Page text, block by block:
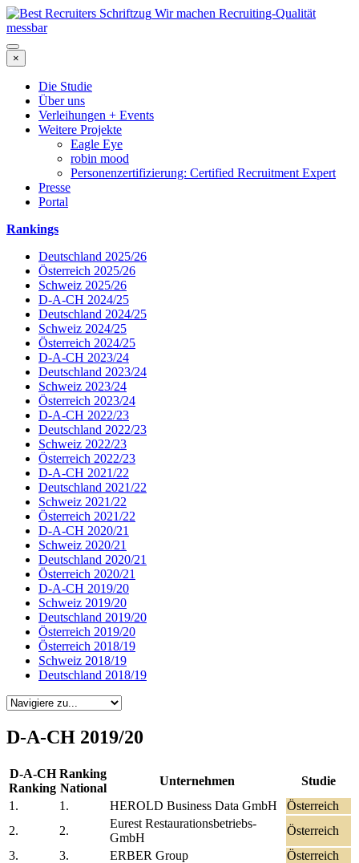
Wir machen Recruiting-Qualität
messbar
×
Die Studie
Über uns
Verleihungen + Events
Weitere Projekte
Eagle Eye
robin mood
Personenzertifizierung: Certified Recruitment Expert
Presse
Portal
Rankings
Deutschland 2025/26
Österreich 2025/26
Schweiz 2025/26
D-A-CH 2024/25
Deutschland 2024/25
Schweiz 2024/25
Österreich 2024/25
D-A-CH 2023/24
Deutschland 2023/24
Schweiz 2023/24
Österreich 2023/24
D-A-CH 2022/23
Deutschland 2022/23
Schweiz 2022/23
Österreich 2022/23
D-A-CH 2021/22
Deutschland 2021/22
Schweiz 2021/22
Österreich 2021/22
D-A-CH 2020/21
Schweiz 2020/21
Deutschland 2020/21
Österreich 2020/21
D-A-CH 2019/20
Schweiz 2019/20
Deutschland 2019/20
Österreich 2019/20
Österreich 2018/19
Schweiz 2018/19
Deutschland 2018/19
D-A-CH 2019/20
D-A-CH
Ranking
Ranking
National
Unternehmen
Studie
1.
1. HEROLD Business Data GmbH
Österreich
2.
2.
Eurest Restaurationsbetriebs-
GmbH
Österreich
3.
3. ERBER Group
Österreich